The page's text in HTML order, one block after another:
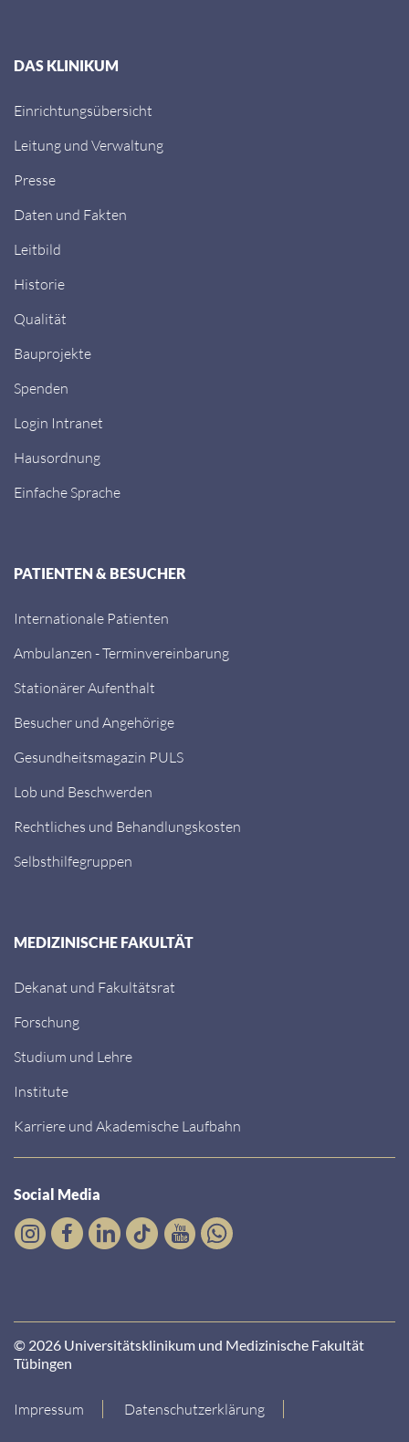
DAS KLINIKUM
Einrichtungsübersicht
Leitung und Verwaltung
Presse
Daten und Fakten
Leitbild
Historie
Qualität
Bauprojekte
Spenden
Login Intranet
Hausordnung
Einfache Sprache
PATIENTEN & BESUCHER
Internationale Patienten
Ambulanzen - Terminvereinbarung
Stationärer Aufenthalt
Besucher und Angehörige
Gesundheitsmagazin PULS
Lob und Beschwerden
Rechtliches und Behandlungskosten
Selbsthilfegruppen
MEDIZINISCHE FAKULTÄT
Dekanat und Fakultätsrat
Forschung
Studium und Lehre
Institute
Karriere und Akademische Laufbahn
Social Media
© 2026 Universitätsklinikum und Medizinische Fakultät
Tübingen
Impressum Datenschutzerklärung